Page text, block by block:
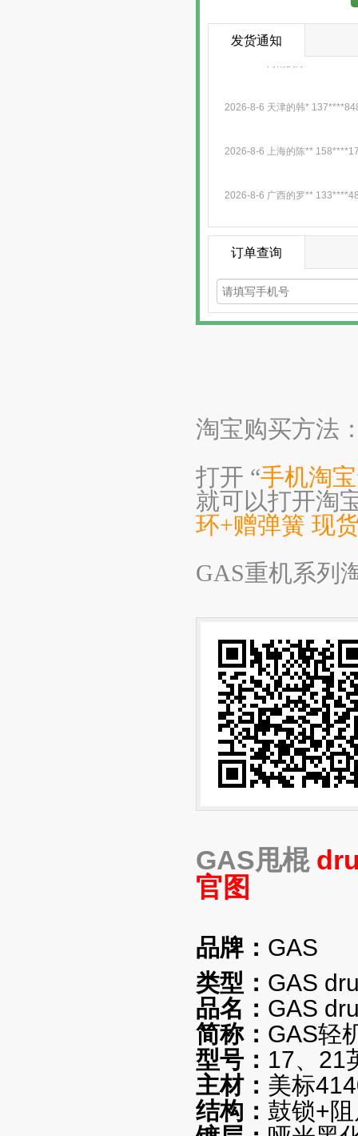
淘宝购买方法
打开 “手机淘宝
就可以打开淘
环+赠弹簧 现
GAS重机系列
GAS甩棍
官图
品牌： GAS
类型： GAS
品名： GAS
简称： GAS轻
型号： 17、21
主材： 美标
结构： 鼓锁+